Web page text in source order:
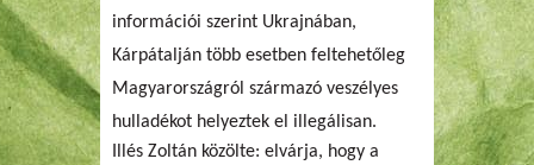
információi szerint Ukrajnában,
Kárpátalján több esetben feltehetőleg
Magyarországról származó veszélyes
hulladékot helyeztek el illegálisan.
Illés Zoltán közölte: elvárja, hogy a